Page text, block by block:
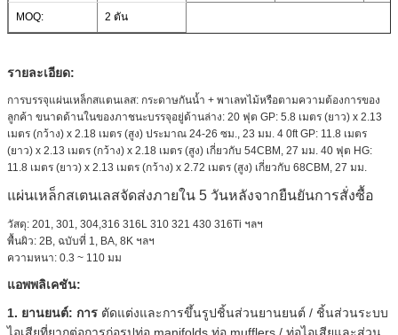
MOQ: 2 ตัน
รายละเอียด:
การบรรจุแผ่นเหล็กสแตนเลส: กระดาษกันน้ำ + พาเลทไม้หรือตามความต้องการของ
ลูกค้า ขนาดด้านในของภาชนะบรรจุอยู่ด้านล่าง: 20 ฟุต GP: 5.8 เมตร (ยาว) x 2.13
เมตร (กว้าง) x 2.18 เมตร (สูง) ประมาณ 24-26 ซม., 23 มม. 4 0ft GP: 11.8 เมตร
(ยาว) x 2.13 เมตร (กว้าง) x 2.18 เมตร (สูง) เกี่ยวกับ 54CBM, 27 มม. 40 ฟุต HG:
11.8 เมตร (ยาว) x 2.13 เมตร (กว้าง) x 2.72 เมตร (สูง) เกี่ยวกับ 68CBM, 27 มม.
แผ่นเหล็กสเตนเลสจัดส่งภายใน 5 วันหลังจากยืนยันการสั่งซื้อ
วัสดุ: 201, 301, 304,316 316L 310 321 430 316Ti ฯลฯ
พื้นผิว: 2B, ฉบับที่ 1, BA, 8K ฯลฯ
ความหนา: 0.3 ~ 110 มม
แอพพลิเคชัน:
1. ยานยนต์: การ ตัดแต่งและการขึ้นรูปชิ้นส่วนยานยนต์ / ชิ้นส่วนระบบ